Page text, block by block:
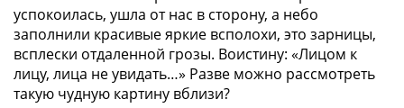
успокоилась, ушла от нас в сторону, а небо
заполнили красивые яркие всполохи, это зарницы,
всплески отдаленной грозы. Воистину: «Лицом к
лицу, лица не увидать…» Разве можно рассмотреть
такую чудную картину вблизи?